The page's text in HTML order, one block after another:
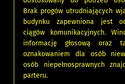
Brak progów utrudniających
budynku zapewniona jest
ciągów komunikacyjnych.
informację głosową oraz
oznakowaniem dla osób
osób niepełnosprawnych
parteru.